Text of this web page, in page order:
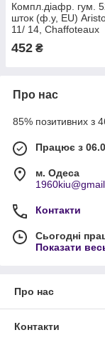
Компл.діафр. гум.
шток (ф.у, EU)
11/ 14, Chaffoteaux
Fluendo, арт.
к.з.0272/2
452 ₴
Про нас
85% позитивних з 46
Працює з
м. Одеса
Контакти
Сьогодні
Показати
Про нас
Контакти